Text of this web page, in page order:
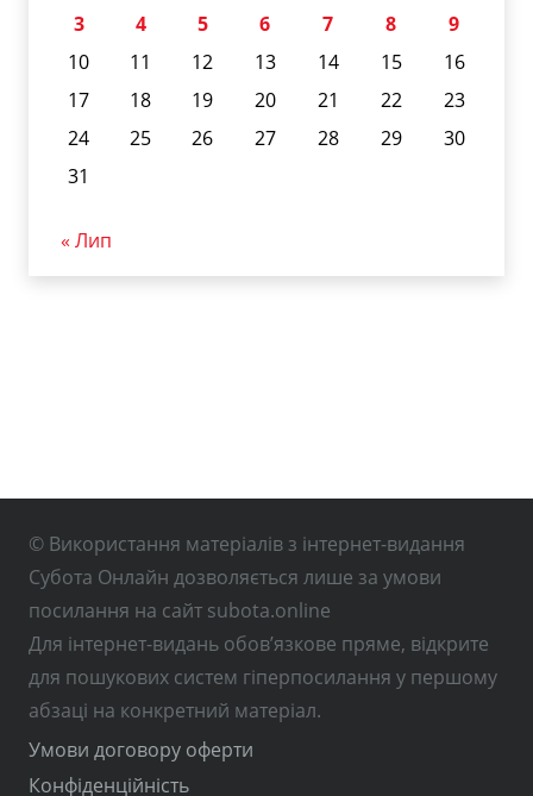
3
4 5 6 7 8
9
10
11 12 13 14 15
16
17
18 19 20 21 22
23
24
25 26 27 28 29
30
31
« Лип
© Використання матеріалів з інтернет-видання
Субота Онлайн дозволяється лише за умови
посилання на сайт subota.online
Для інтернет-видань обов’язкове пряме, відкрите
для пошукових систем гіперпосилання у першому
абзаці на конкретний матеріал.
Умови договору оферти
Конфіденційність